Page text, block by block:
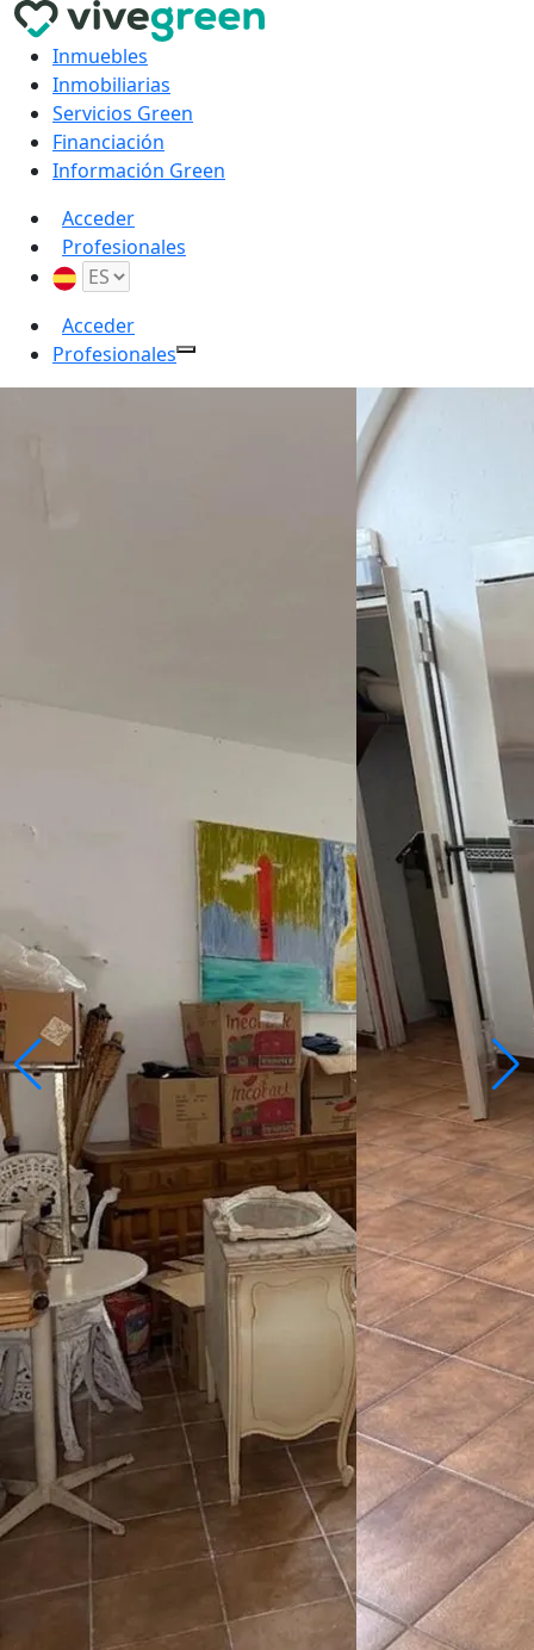
Inmuebles
Inmobiliarias
Servicios Green
Financiación
Información Green
Acceder
Profesionales
Acceder
Profesionales